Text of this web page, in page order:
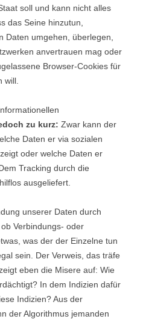
soll und kann nicht alles
das Seine hinzutun,
Daten umgehen, überlegen,
anvertrauen mag oder
Browser-Cookies für
will.
zu kurz: Zwar kann der
Daten er via sozialen
oder welche Daten er
Tracking durch die
ausgeliefert.
unserer Daten durch
Verbindungs- oder
was der der Einzelne tun
sein. Der Verweis, das träfe
eben die Misere auf: Wie
In dem Indizien dafür
Indizien? Aus der
der Algorithmus jemanden